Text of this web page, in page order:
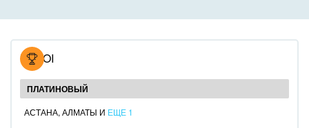
Внедрение для гос.организаций
Внедрение онлайн-продаж
Внедрение онлайн-офиса / Интранета
Охрана, безопасность
Промышленность
СМИ, издательства, справочники
Страхование
NOVOI
ПЛАТИНОВЫЙ
АСТАНА, АЛМАТЫ И ЕЩЕ 1